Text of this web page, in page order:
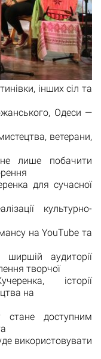
інших сіл та
Одеси —
ветерани,
лише побачити
для сучасної
культурно-
на YouTube та
аудиторії
творчої
історії
на
доступним
використовувати